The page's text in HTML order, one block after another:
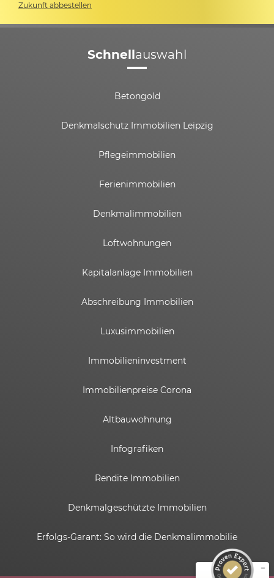
Zukunft abbestellen
Schnellauswahl
Betongold
Denkmalschutz Immobilien Leipzig
Pflegeimmobilien
Ferienimmobilien
Denkmalimmobilien
Loftwohnungen
Kapitalanlage Immobilien
Abschreibung Immobilien
Luxusimmobilien
Immobilieninvestment
Immobilienpreise Corona
Altbauwohnung
Infografiken
Rendite Immobilien
Denkmalgeschützte Immobilien
Erfolgs-Garant: So wird die Denkmalimmobilie
Empfehlungen auf
ProvenExpert.com